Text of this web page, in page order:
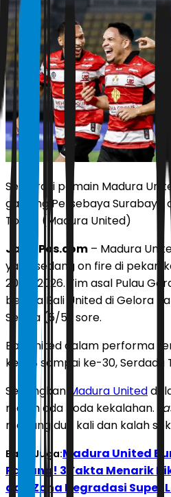
Selebrasi pemain Madura
gawang Persebaya Surabaya
Tomo. (Madura United)
JawaPos.com – Madura
yang sedang on fire di pekan
2025/2026. Tim asal Pulau
bersua Bali United di Gelora
Selasa (5/5) sore.
Bali United dalam performa
ke-28 sampai ke-30, Serdadu
Sedangkan Madura United
malah ada noda kekalahan.
menang dua kali dan kalah
Baca Juga:Madura United
Padang! 3 Fakta Menarik
dari Zona Degradasi Super